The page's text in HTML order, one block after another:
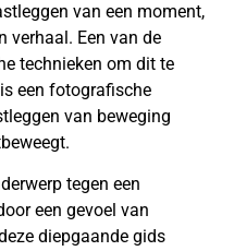
van een moment,
verhaal. Een van de
technieken om dit te
een fotografische
van beweging
tegen een
een gevoel van
diepgaande gids